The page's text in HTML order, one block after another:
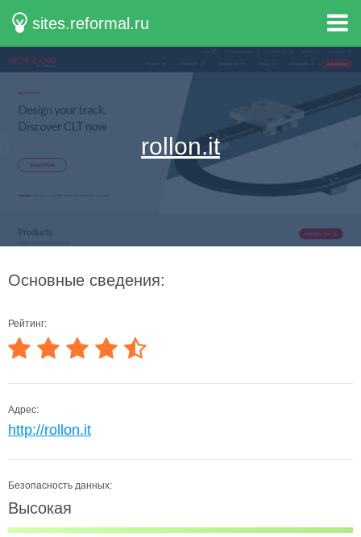
sites.reformal.ru
rollon.it
Основные сведения:
Рейтинг:
Адрес:
http://rollon.it
Безопасность данных:
Высокая